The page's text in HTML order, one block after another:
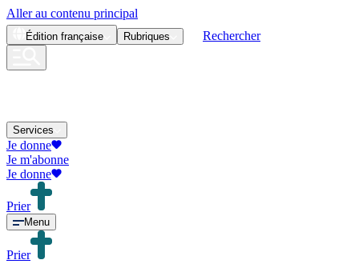
Aller au contenu principal
Édition française Rubriques Rechercher
Services
Je donne
Je m'abonne
Je donne
Prier
Menu
Prier